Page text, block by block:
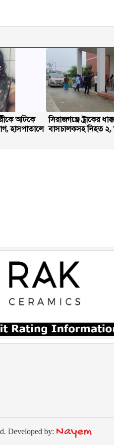
আটকে
হাসপাতালে
সিরাজগঞ্জে ট্রাকের
বাসচালকসহ নিহত
Developed by: Nayem